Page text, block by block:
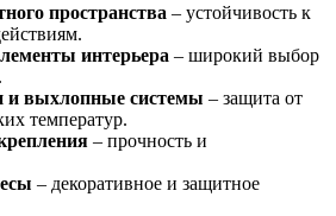
пространства – устойчивость к
интерьера – широкий выбор
и выхлопные системы – защита от
температур.
– прочность и
– декоративное и защитное